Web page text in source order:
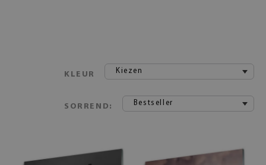
KLEUR Kiezen
SORREND: Bestseller